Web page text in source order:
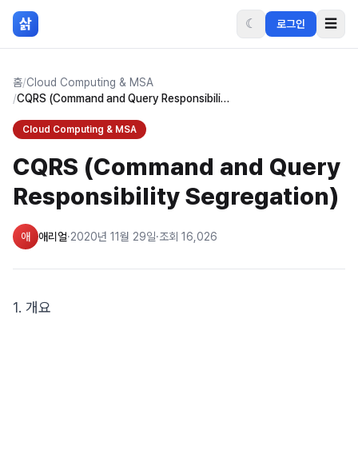
본문 바로가기
삵 ☾ 로그인 ☰
홈/Cloud Computing & MSA
/
CQRS (Command and Query Responsibility Segregation)
Cloud Computing & MSA
CQRS (Command and Query
Responsibility Segregation)
애 애리얼·2020년 11월 29일·조회 16,026
1. 개요